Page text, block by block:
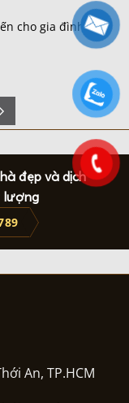
cho gia đình
đẹp và dịch
lượng
An, TP.HCM